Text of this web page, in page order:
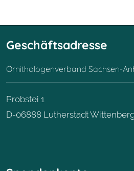
Geschäftsadresse
Ornithologenverband Sachsen-
Probstei 1
D-06888 Lutherstadt Wittenberg